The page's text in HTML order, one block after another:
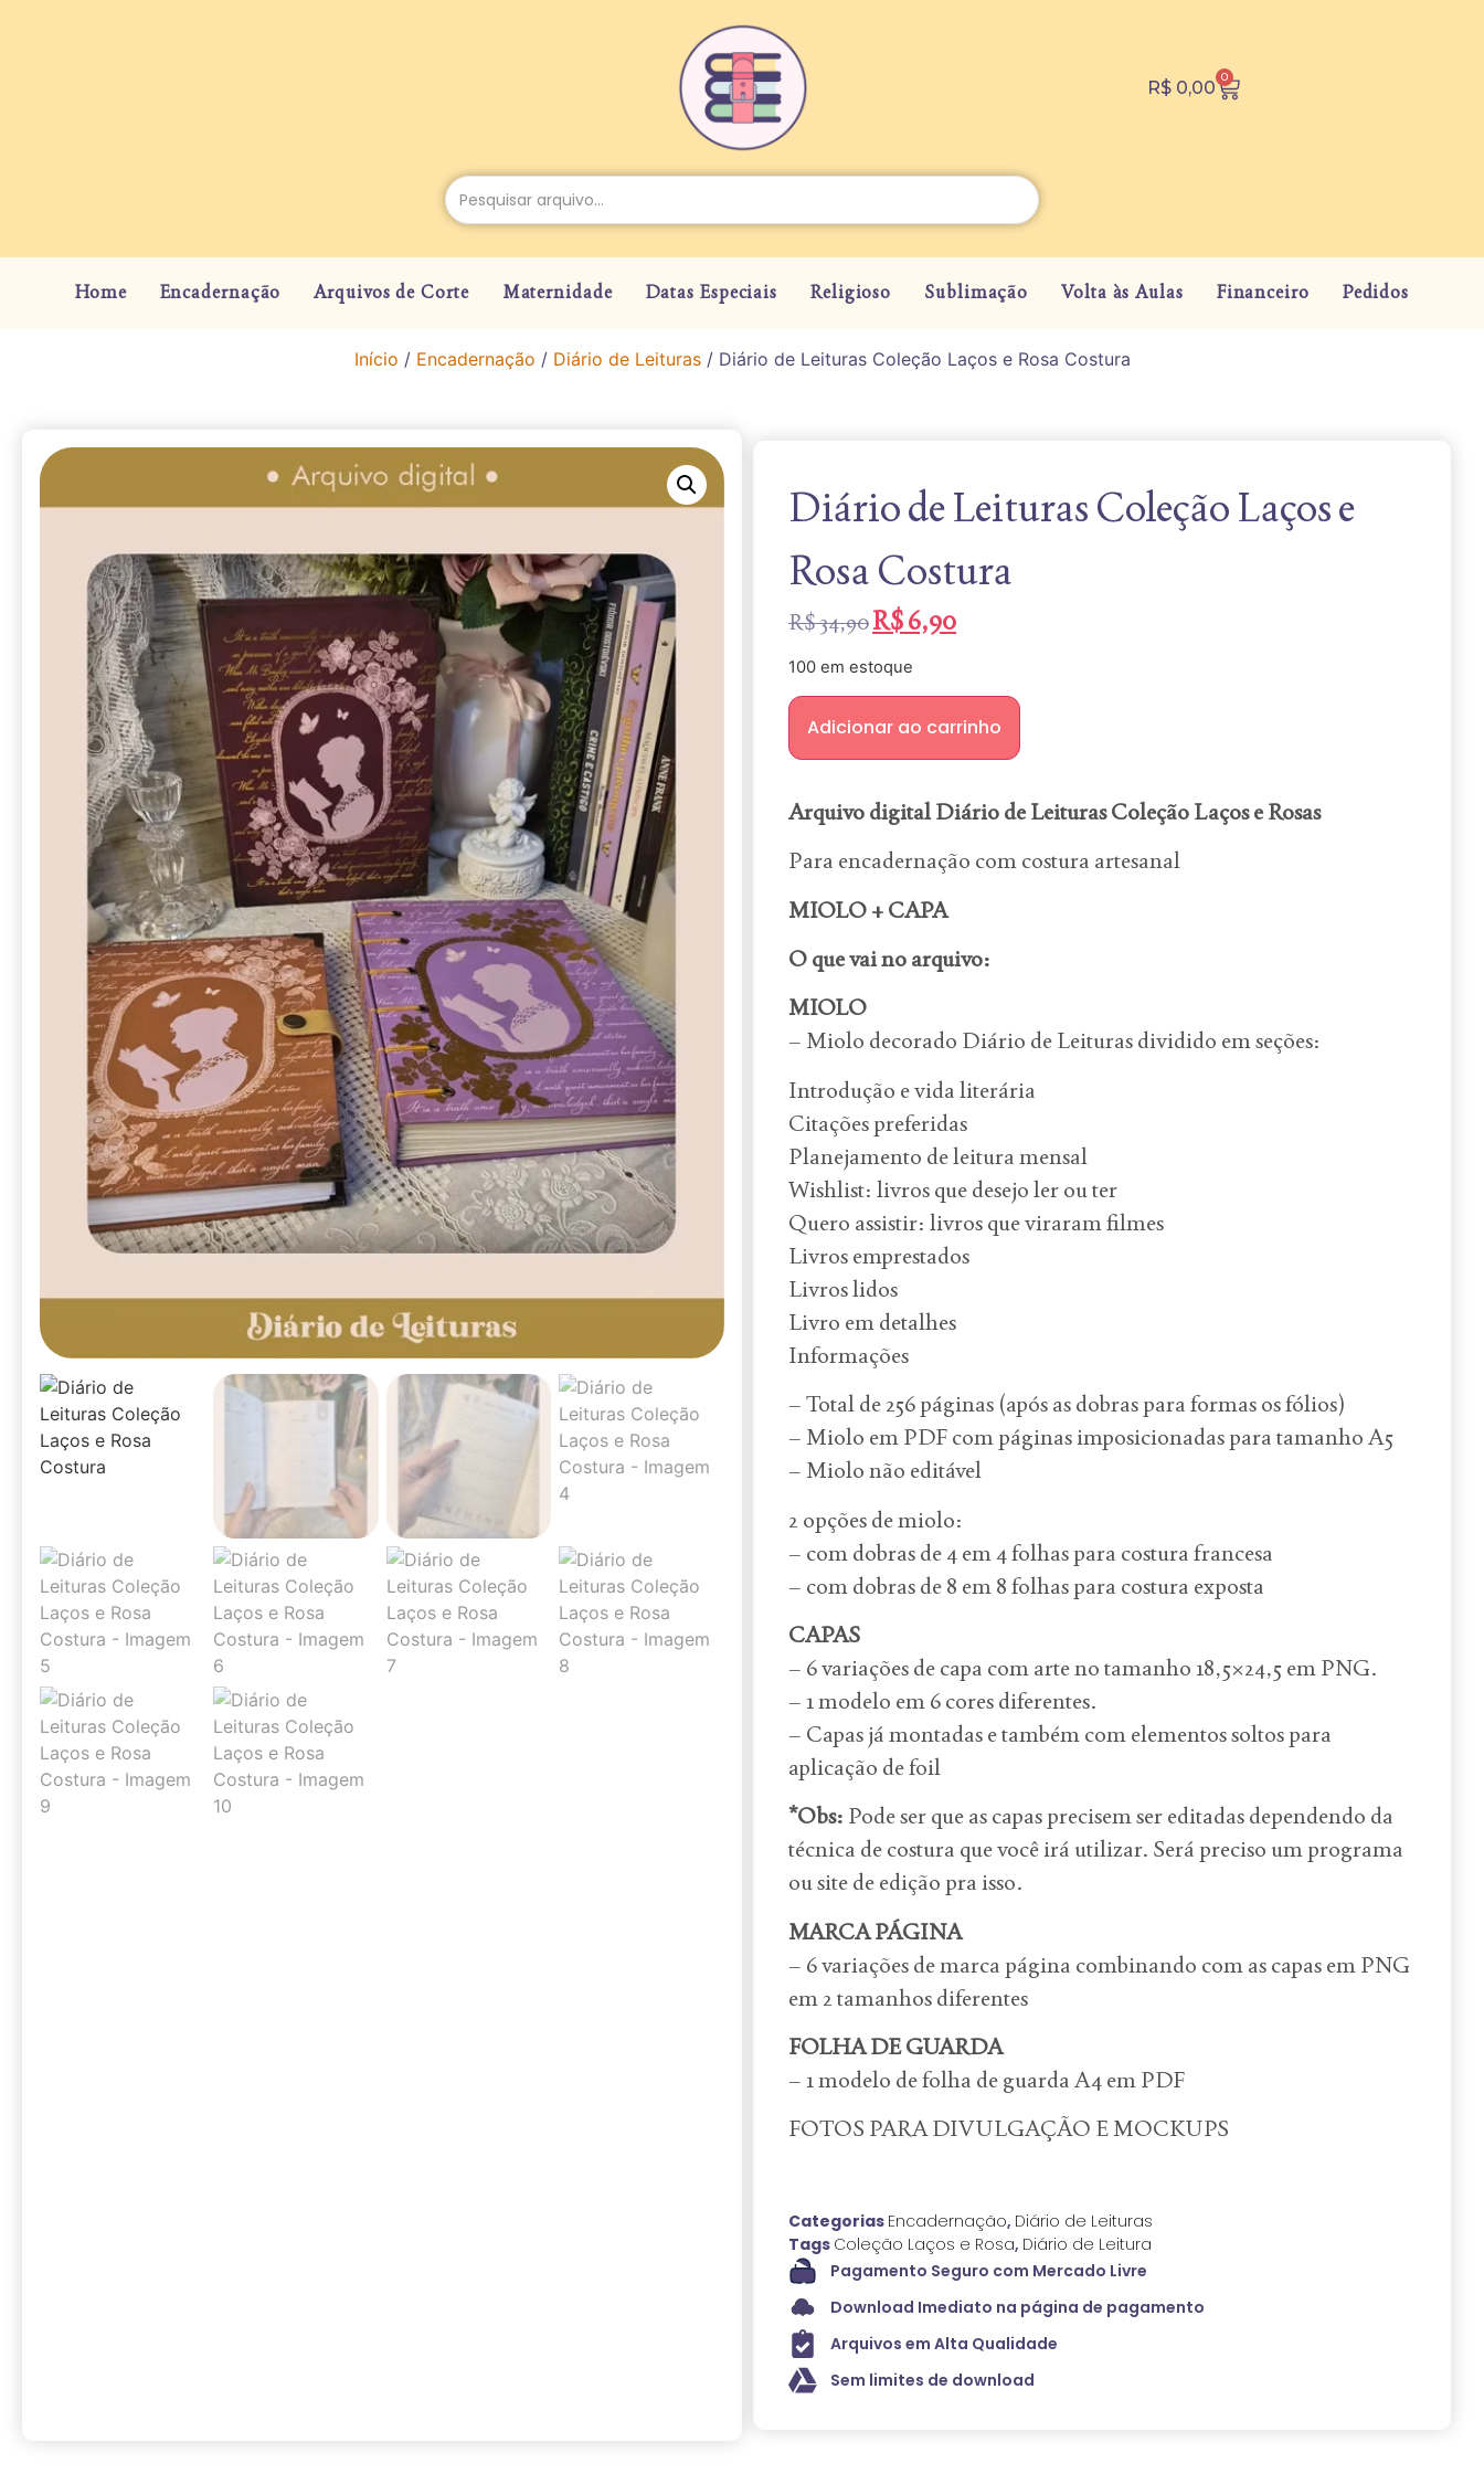
R$ 0,00
0
Home Encadernação Arquivos de Corte Maternidade Datas Especiais Religioso Sublimação Volta às Aulas Financeiro Pedidos
Início / Encadernação / Diário de Leituras/ Diário de Leituras Coleção Laços e Rosa Costura
Diário de Leituras Coleção Laços e
Rosa Costura
R$34,90R$6,90
100 em estoque
Adicionar ao carrinho
Arquivo digital Diário de Leituras Coleção Laços e Rosas
Para encadernação com costura artesanal
MIOLO + CAPA
O que vai no arquivo:
MIOLO
– Miolo decorado Diário de Leituras dividido em seções:
Introdução e vida literária
Citações preferidas
Planejamento de leitura mensal
Wishlist: livros que desejo ler ou ter
Quero assistir: livros que viraram filmes
Livros emprestados
Livros lidos
Livro em detalhes
Informações
– Total de 256 páginas (após as dobras para formas os fólios)
– Miolo em PDF com páginas imposicionadas para tamanho A5
– Miolo não editável
2 opções de miolo:
– com dobras de 4 em 4 folhas para costura francesa
– com dobras de 8 em 8 folhas para costura exposta
CAPAS
– 6 variações de capa com arte no tamanho 18,5×24,5 em PNG.
– 1 modelo em 6 cores diferentes.
– Capas já montadas e também com elementos soltos para
aplicação de foil
*Obs: Pode ser que as capas precisem ser editadas dependendo da
técnica de costura que você irá utilizar. Será preciso um programa
ou site de edição pra isso.
MARCA PÁGINA
– 6 variações de marca página combinando com as capas em PNG
em 2 tamanhos diferentes
FOLHA DE GUARDA
– 1 modelo de folha de guarda A4 em PDF
FOTOS PARA DIVULGAÇÃO E MOCKUPS
Categorias Encadernação, Diário de Leituras
Tags Coleção Laços e Rosa, Diário de Leitura
Pagamento Seguro com Mercado Livre
Download Imediato na página de pagamento
Arquivos em Alta Qualidade
Sem limites de download